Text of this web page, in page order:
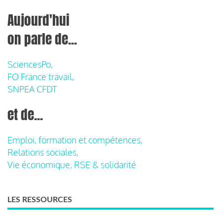
Aujourd'hui
on parle de...
SciencesPo,
FO France travail,
SNPEA CFDT
et de...
Emploi, formation et compétences,
Relations sociales,
Vie économique, RSE & solidarité
LES RESSOURCES